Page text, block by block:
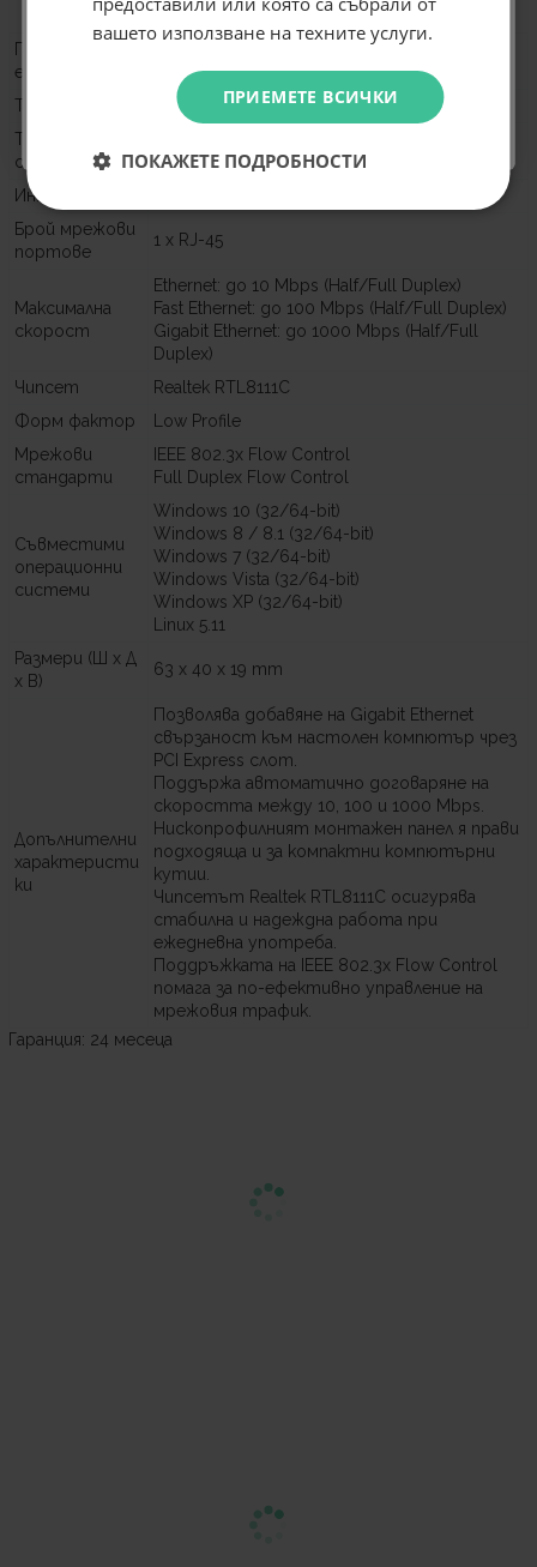
Предназначени
е
Тип продукт
PCI Express Gigabit мрежова карта
Тип на
свързване
Интерфейс
Брой мрежови
портове
1 x RJ-45
Максимална
скорост
Ethernet: до 10 Mbps (Half/Full Duplex)
Fast Ethernet: до 100 Mbps (Half/Full Duplex)
Gigabit Ethernet: до 1000 Mbps (Half/Full
Duplex)
Чипсет
Realtek RTL8111C
Форм фактор
Low Profile
Мрежови
стандарти
IEEE 802.3x Flow Control
Full Duplex Flow Control
Съвместими
операционни
системи
Windows 10 (32/64-bit)
Windows 8 / 8.1 (32/64-bit)
Windows 7 (32/64-bit)
Windows Vista (32/64-bit)
Windows XP (32/64-bit)
Linux 5.11
Размери (Ш x Д
x В)
63 x 40 x 19 mm
Допълнителни
характеристи
ки
Позволява добавяне на Gigabit Ethernet
свързаност към настолен компютър чрез
PCI Express слот.
Поддържа автоматично договаряне на
скоростта между 10, 100 и 1000 Mbps.
Нископрофилният монтажен панел я прави
подходяща и за компактни компютърни
кутии.
Чипсетът Realtek RTL8111C осигурява
стабилна и надеждна работа при
ежедневна употреба.
Поддръжката на IEEE 802.3x Flow Control
помага за по-ефективно управление на
мрежовия трафик.
Гаранция: 24 месеца
вашето използване на техните услуги.
ПРИЕМЕТЕ ВСИЧКИ
ПОКАЖЕТЕ ПОДРОБНОСТИ
Не искам подарък